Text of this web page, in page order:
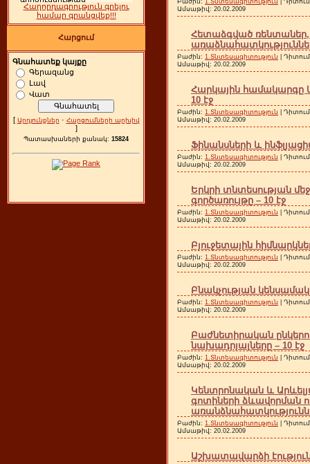
Հաղորդագրություն գրելու
համար գրանցվեք!!!
Հարցում
Գնահատեք կայքը
Գերազանց
Լավ
Վատ
[ Արդյունքներ · Հարցումների արխիվ
]
Պատասխաների քանակ: 15824
Ամսաթիվ: 20.02.2009
Հետաձգված
Բաժին: 1.Տնտեսագիտություն |
Ամսաթիվ: 20.02.2009
Հարկային համակարգը և
10 էջ
Բաժին: 1.Տնտեսագիտություն |
Ամսաթիվ: 20.02.2009
Ֆինանսների և
Բաժին: 1.Տնտեսագիտություն |
Ամսաթիվ: 20.02.2009
Երկրի տնտեսության
գործառույթը – 10 էջ
Բաժին: 1.Տնտեսագիտություն |
Ամսաթիվ: 20.02.2009
Բյուջետային
Բաժին: 1.Տնտեսագիտություն |
Ամսաթիվ: 20.02.2009
Բնակչության
Բաժին: 1.Տնտեսագիտություն |
Ամսաթիվ: 20.02.2009
Բաժնետիրական
նախադրյալները – 10 էջ
Բաժին: 1.Տնտեսագիտություն |
Ամսաթիվ: 20.02.2009
Կենտրոնական և
գոտիների ձևավորման
Բաժին: 1.Տնտեսագիտություն |
Ամսաթիվ: 20.02.2009
Աշխատավարձի